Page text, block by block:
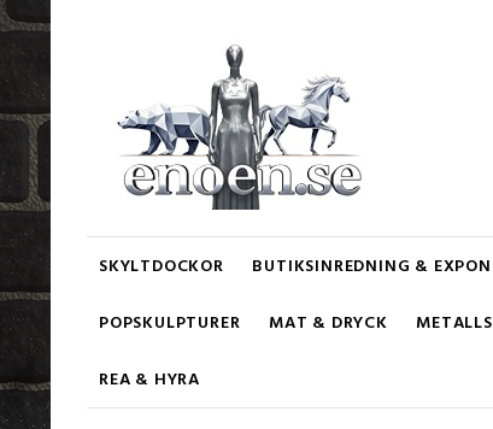
SKYLTDOCKOR BUTIKSINREDNING &
POPSKULPTURER MAT & DRYCK
REA & HYRA